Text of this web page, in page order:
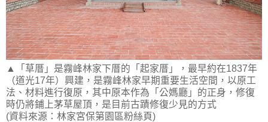
▲「草厝」是霧峰林家下厝的「起家厝」，最早約在1837年
（道光17年）興建，是霧峰林家早期重要生活空間，以原工
法、材料進行復原，其中原本作為「公媽廳」的正身，修復
時仍將鋪上茅草屋頂，是目前古蹟修復少見的方式
(資料來源：林家宮保第園區粉絲頁)